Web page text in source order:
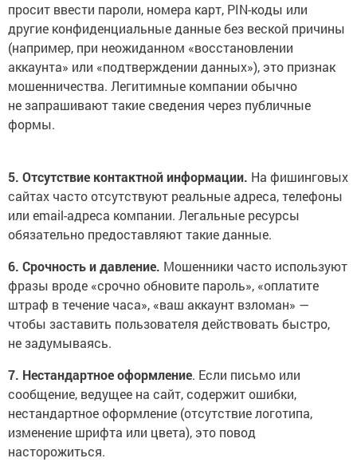
просит ввести пароли, номера карт, PIN-коды или
другие конфиденциальные данные без веской причины
(например, при неожиданном «восстановлении
аккаунта» или «подтверждении данных»), это признак
мошенничества. Легитимные компании обычно
не запрашивают такие сведения через публичные
формы.
5. Отсутствие контактной информации. На фишинговых
сайтах часто отсутствуют реальные адреса, телефоны
или email-адреса компании. Легальные ресурсы
обязательно предоставляют такие данные.
6. Срочность и давление. Мошенники часто используют
фразы вроде «срочно обновите пароль», «оплатите
штраф в течение часа», «ваш аккаунт взломан» —
чтобы заставить пользователя действовать быстро,
не задумываясь.
7. Нестандартное оформление. Если письмо или
сообщение, ведущее на сайт, содержит ошибки,
нестандартное оформление (отсутствие логотипа,
изменение шрифта или цвета), это повод
насторожиться.